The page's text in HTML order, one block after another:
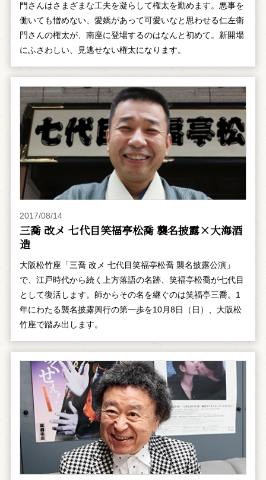
門さんはさまざまな工夫を凝らして権太を勤めます。悪事を
働いても憎めない、愛嬌があって可愛いなと思わせる仁左衛
門さんの権太が、南座に登場するのはなんと初めて。新開場
にふさわしい、見逃せない権太になります。
2017/08/14
三喬 改メ 七代目笑福亭松喬 襲名披露×大海酒
造
大阪松竹座「三喬 改メ 七代目笑福亭松喬 襲名披露公演」
で、江戸時代から続く上方落語の名跡、笑福亭松喬が七代目
として復活します。師からその名を継ぐのは笑福亭三喬。1
年にわたる襲名披露興行の第一歩を10月8日（日）、大阪松
竹座で踏み出します。